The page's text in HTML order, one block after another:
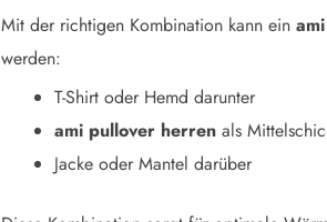
Mit der richtigen Kombination kann ein
werden:
T-Shirt oder Hemd darunter
ami pullover herren als
Jacke oder Mantel darüber